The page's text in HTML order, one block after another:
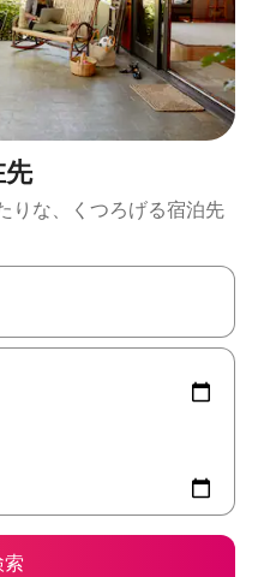
りな、くつろげる宿泊先
の矢印キーを使って移動するか